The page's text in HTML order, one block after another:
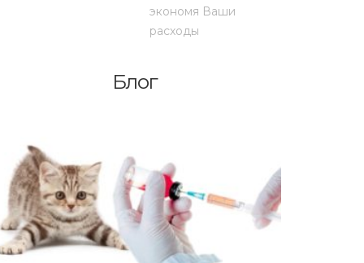
экономя Ваши
расходы
Блог